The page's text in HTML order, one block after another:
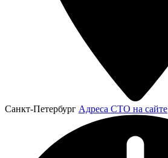
Санкт-Петербург Адреса СТО на сайте